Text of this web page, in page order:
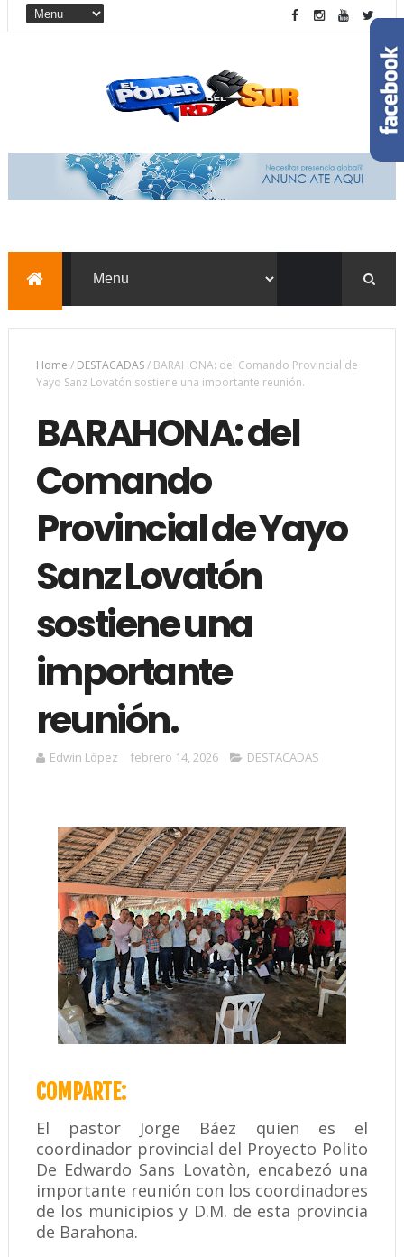
Home / DESTACADAS/ BARAHONA: del Comando Provincial de
Yayo Sanz Lovatón sostiene una importante reunión.
BARAHONA: del
Comando
Provincial de Yayo
Sanz Lovatón
sostiene una
importante
reunión.
Edwin López febrero 14, 2026 DESTACADAS
COMPARTE:
El pastor Jorge Báez quien es el
coordinador provincial del Proyecto Polito
De Edwardo Sans Lovatòn, encabezó una
importante reunión con los coordinadores
de los municipios y D.M. de esta provincia
de Barahona.